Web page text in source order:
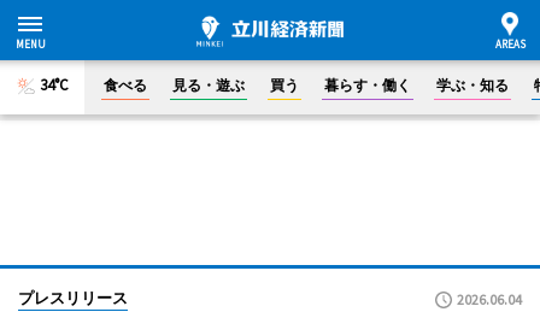
34°C 食べる 見る・遊ぶ 買う 暮らす・働く 学ぶ・知る
プレスリリース 2026.06.04